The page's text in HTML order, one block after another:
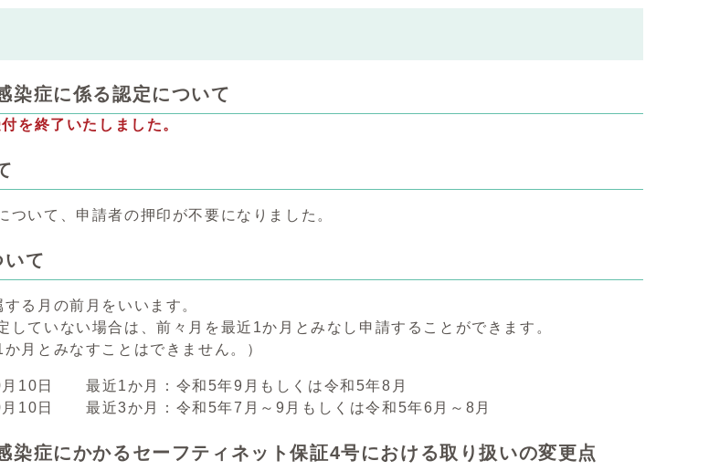
染症に係る認定について
を終了いたしました。
ついて、申請者の押印が不要になりました。
て
る月の前月をいいます。
していない場合は、前々月を最近1か月とみなし申請することができます。
月とみなすことはできません。）
月10日 最近1か月：令和5年9月もしくは令和5年8月
月10日 最近3か月：令和5年7月～9月もしくは令和5年6月～8月
染症にかかるセーフティネット保証4号における取り扱いの変更点